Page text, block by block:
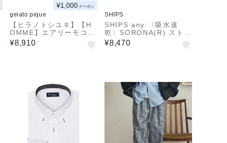
¥1,000 クーポン
gelato pique
【ヒラノトシユキ】【H
OMME】エアリーモコP
LANEDOGジャガードプ
ルオーバー
¥8,910
SHIPS
SHIPS any:〈吸水速
乾〉SORONA(R) ストレ
ッチ ジャージー レギュ
ラーカラー シャツ◆
¥8,470